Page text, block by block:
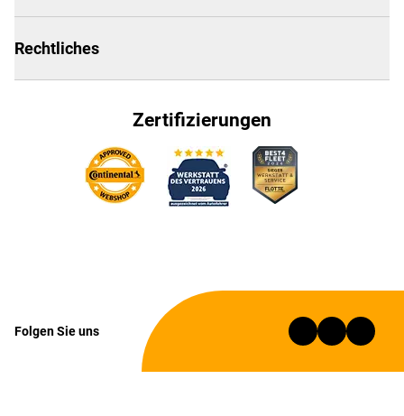
Rechtliches
Zertifizierungen
Folgen Sie uns